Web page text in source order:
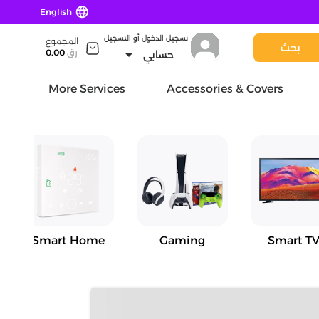
language
English
بحث
تسجيل الدخول أو التسجيل
حسابي arrow_drop_down
المجموع
رق 0.00
Accessories & Covers
More Services
Smart
Gaming
Smart Home